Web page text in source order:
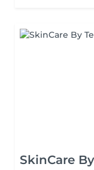
SkinCare